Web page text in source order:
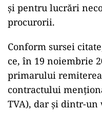
şi pentru lucrări
procurorii.
Conform sursei
ce, în 19 noiembrie
primarului
contractului
TVA), dar şi dintr-